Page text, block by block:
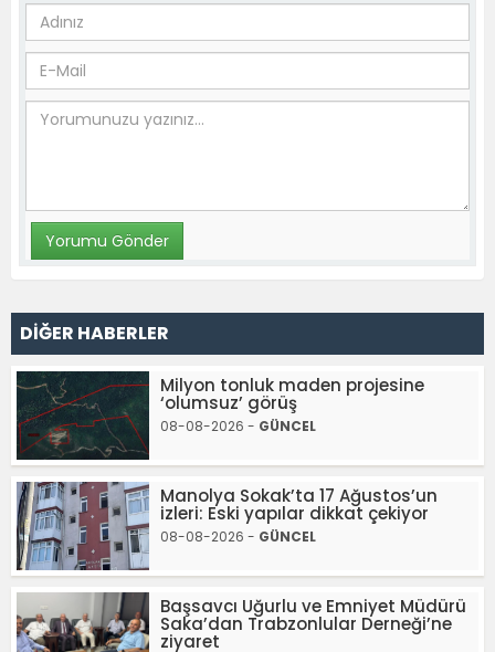
DİĞER HABERLER
Milyon tonluk maden projesine
‘olumsuz’ görüş
08-08-2026 - GÜNCEL
Manolya Sokak’ta 17 Ağustos’un
izleri: Eski yapılar dikkat çekiyor
08-08-2026 - GÜNCEL
Başsavcı Uğurlu ve Emniyet Müdürü
Saka’dan Trabzonlular Derneği’ne
ziyaret